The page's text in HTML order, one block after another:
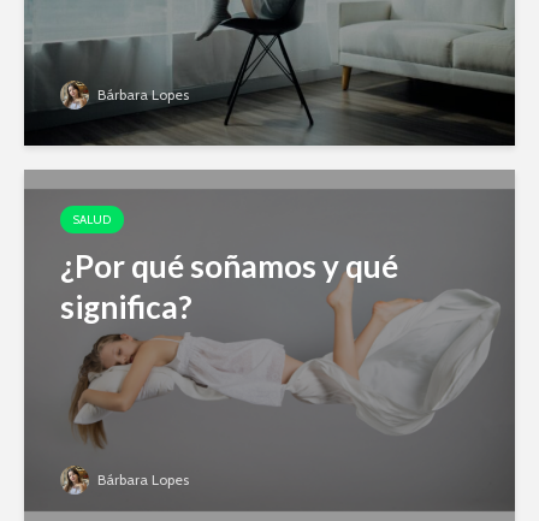
Bárbara Lopes
SALUD
¿Por qué soñamos y qué
significa?
Bárbara Lopes